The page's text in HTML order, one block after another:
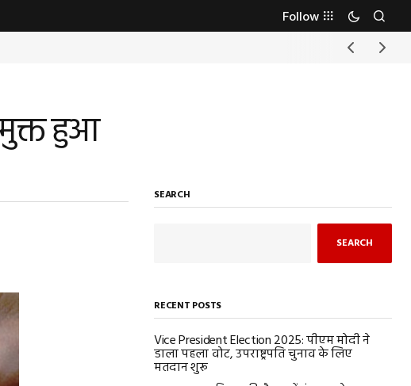
Follow
मुक्त हुआ
SEARCH
SEARCH
RECENT POSTS
Vice President Election 2025: पीएम मोदी ने
डाला पहला वोट, उपराष्ट्रपति चुनाव के लिए
मतदान शुरू